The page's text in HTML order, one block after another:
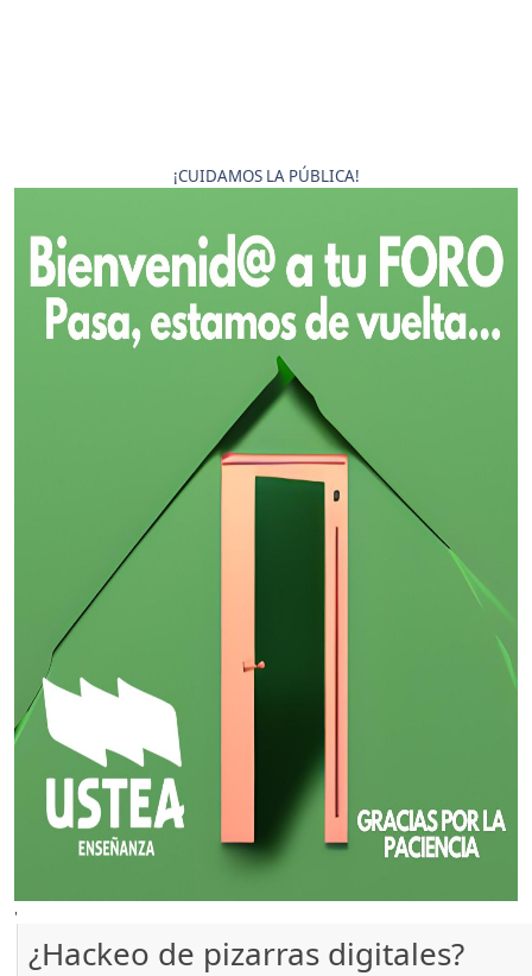
¡CUIDAMOS LA PÚBLICA!
'
¿Hackeo de pizarras digitales?